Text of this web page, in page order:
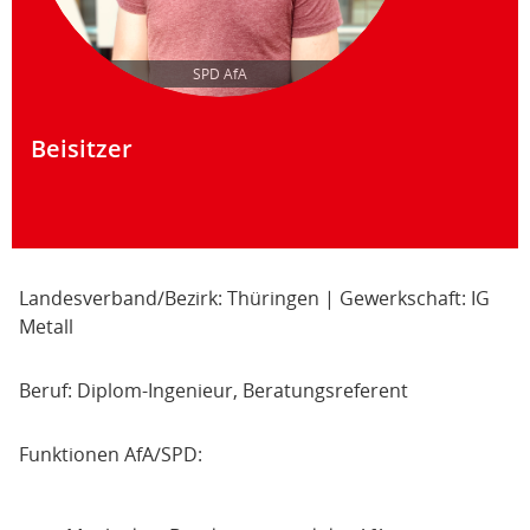
SPD AfA
Beisitzer
Landesverband/Bezirk: Thüringen | Gewerkschaft: IG
Metall
Beruf: Diplom-Ingenieur, Beratungsreferent
Funktionen AfA/SPD: